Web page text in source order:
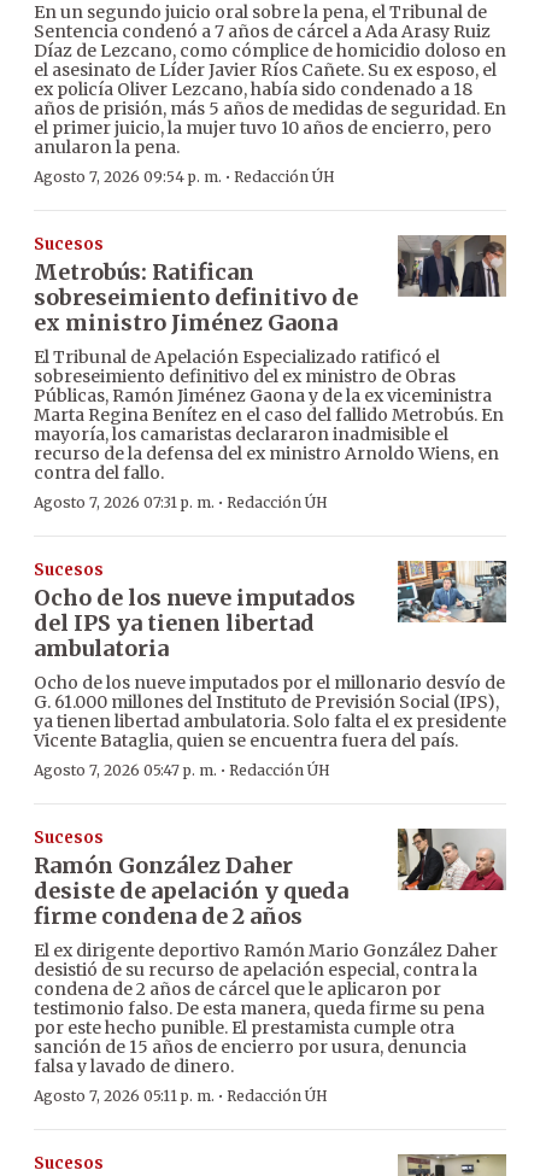
En un segundo juicio oral sobre la pena, el Tribunal de
Sentencia condenó a 7 años de cárcel a Ada Arasy Ruiz
Díaz de Lezcano, como cómplice de homicidio doloso en
el asesinato de Líder Javier Ríos Cañete. Su ex esposo, el
ex policía Oliver Lezcano, había sido condenado a 18
años de prisión, más 5 años de medidas de seguridad. En
el primer juicio, la mujer tuvo 10 años de encierro, pero
anularon la pena.
Agosto 7, 2026 09:54 p. m. · Redacción ÚH
Sucesos
Metrobús: Ratifican
sobreseimiento definitivo de
ex ministro Jiménez Gaona
El Tribunal de Apelación Especializado ratificó el
sobreseimiento definitivo del ex ministro de Obras
Públicas, Ramón Jiménez Gaona y de la ex viceministra
Marta Regina Benítez en el caso del fallido Metrobús. En
mayoría, los camaristas declararon inadmisible el
recurso de la defensa del ex ministro Arnoldo Wiens, en
contra del fallo.
Agosto 7, 2026 07:31 p. m. · Redacción ÚH
Sucesos
Ocho de los nueve imputados
del IPS ya tienen libertad
ambulatoria
Ocho de los nueve imputados por el millonario desvío de
G. 61.000 millones del Instituto de Previsión Social (IPS),
ya tienen libertad ambulatoria. Solo falta el ex presidente
Vicente Bataglia, quien se encuentra fuera del país.
Agosto 7, 2026 05:47 p. m. · Redacción ÚH
Sucesos
Ramón González Daher
desiste de apelación y queda
firme condena de 2 años
El ex dirigente deportivo Ramón Mario González Daher
desistió de su recurso de apelación especial, contra la
condena de 2 años de cárcel que le aplicaron por
testimonio falso. De esta manera, queda firme su pena
por este hecho punible. El prestamista cumple otra
sanción de 15 años de encierro por usura, denuncia
falsa y lavado de dinero.
Agosto 7, 2026 05:11 p. m. · Redacción ÚH
Sucesos